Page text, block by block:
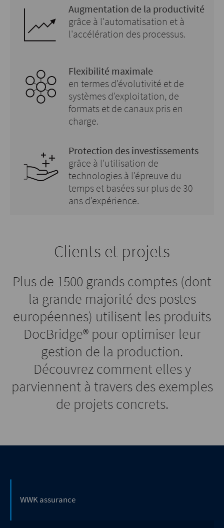
Augmentation de la productivité
grâce à l'automatisation et à
l'accélération des processus.
Flexibilité maximale
en termes d'évolutivité et de
systèmes d'exploitation, de
formats et de canaux pris en
charge.
Protection des investissements
grâce à l'utilisation de
technologies à l'épreuve du
temps et basées sur plus de 30
ans d'expérience.
Clients et projets
Plus de 1500 grands comptes (dont
la grande majorité des postes
européennes) utilisent les produits
DocBridge® pour optimiser leur
gestion de la production.
Découvrez comment elles y
parviennent à travers des exemples
de projets concrets.
WWK assurance